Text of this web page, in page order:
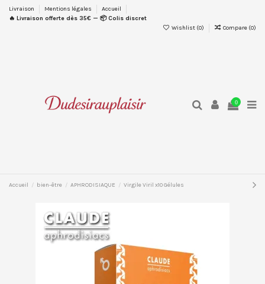
Livraison Mentions légales
Accueil
🔥 Livraison offerte dès 35€ — 📦 Colis discret
Wishlist (0) Compare (0)
0
Accueil bien-être APHRODISIAQUE Virgile Viril x10 Gélules